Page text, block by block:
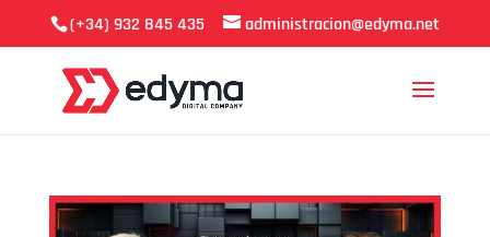
(+34) 932 845 435 administracion@edyma.net